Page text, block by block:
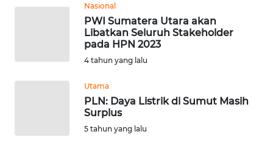
Nasional
PWI Sumatera Utara akan
Libatkan Seluruh Stakeholder
pada HPN 2023
4 tahun yang lalu
Utama
PLN: Daya Listrik di Sumut Masih
Surplus
5 tahun yang lalu
WN